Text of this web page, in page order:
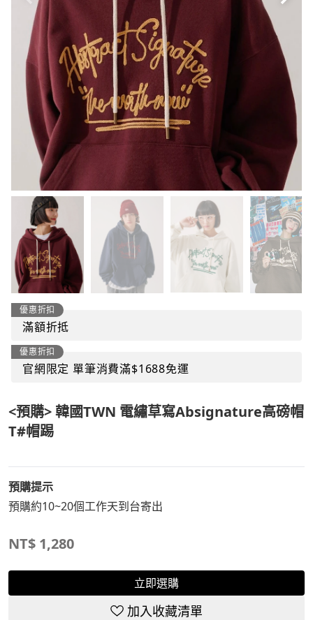
優惠折扣
滿額折抵
優惠折扣
官網限定 單筆消費滿$1688免運
<預購> 韓國TWN 電繡草寫Absignature高磅帽
T#帽踢
預購提示
預購約10~20個工作天到台寄出
NT$ 1,280
立即選購
加入收藏清單